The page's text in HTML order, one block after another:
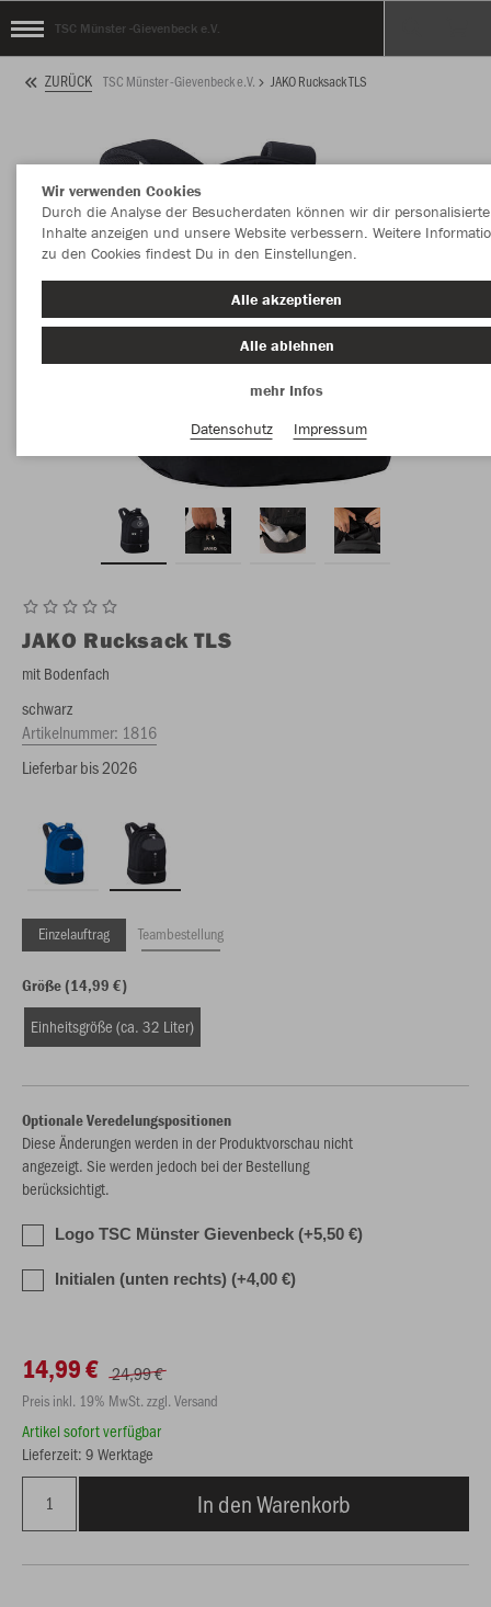
TSC Münster -Gievenbeck e.V.
ZURÜCK TSC Münster -Gievenbeck e.V. JAKO Rucksack TLS
JAKO Rucksack TLS
mit Bodenfach
schwarz
Artikelnummer: 1816
Lieferbar bis 2026
Einzelauftrag Teambestellung
Größe (14,99 €)
Einheitsgröße (ca. 32 Liter)
Optionale Veredelungspositionen
Diese Änderungen werden in der Produktvorschau nicht
angezeigt. Sie werden jedoch bei der Bestellung
berücksichtigt.
Logo TSC Münster Gievenbeck (+5,50 €)
Initialen (unten rechts) (+4,00 €)
14,99 € 24,99 €
Preis inkl. 19% MwSt. zzgl. Versand
Artikel sofort verfügbar
Lieferzeit: 9 Werktage
In den Warenkorb
Wir verwenden Cookies
Durch die Analyse der Besucherdaten können wir dir personalisierte
Inhalte anzeigen und unsere Website verbessern. Weitere
zu den Cookies findest Du in den Einstellungen.
Alle akzeptieren
Alle ablehnen
mehr Infos
Datenschutz
Impressum